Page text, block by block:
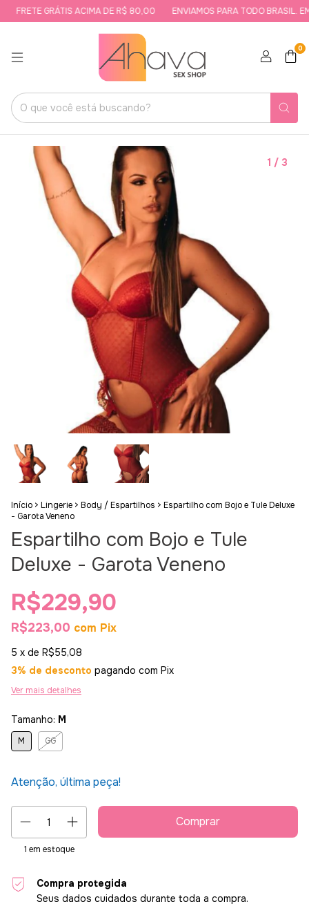
FRETE GRÁTIS ACIMA DE R$ 80,00 ENVIAMOS PARA TODO BRASIL.
0
1 / 3
Início > Lingerie > Body / Espartilhos > Espartilho com Bojo e Tule Deluxe
- Garota Veneno
Espartilho com Bojo e Tule
Deluxe - Garota Veneno
R$229,90
R$223,00 com Pix
5 x de R$55,08
3% de desconto pagando com Pix
Ver mais detalhes
Tamanho: M
M GG
Atenção, última peça!
1 em estoque
Compra protegida
Seus dados cuidados durante toda a compra.